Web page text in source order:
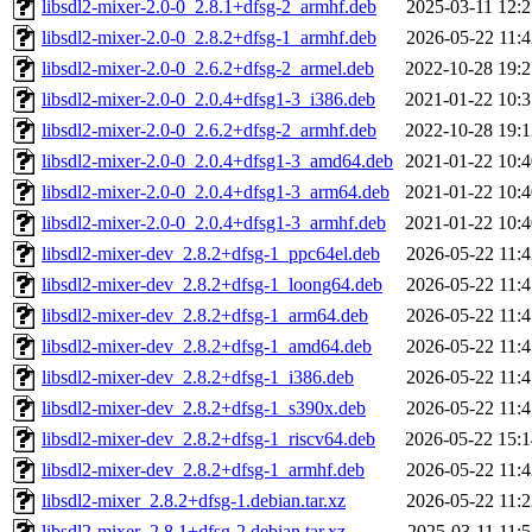
libsdl2-mixer-2.0-0_2.8.1+dfsg-2_armhf.deb
2025-03-11
libsdl2-mixer-2.0-0_2.8.2+dfsg-1_armhf.deb
2026-05-22
libsdl2-mixer-2.0-0_2.6.2+dfsg-2_armel.deb
2022-10-28
libsdl2-mixer-2.0-0_2.0.4+dfsg1-3_i386.deb
2021-01-22
libsdl2-mixer-2.0-0_2.6.2+dfsg-2_armhf.deb
2022-10-28
libsdl2-mixer-2.0-0_2.0.4+dfsg1-3_amd64.deb 2021-01-22
libsdl2-mixer-2.0-0_2.0.4+dfsg1-3_arm64.deb
2021-01-22
libsdl2-mixer-2.0-0_2.0.4+dfsg1-3_armhf.deb
2021-01-22
libsdl2-mixer-dev_2.8.2+dfsg-1_ppc64el.deb
2026-05-22
libsdl2-mixer-dev_2.8.2+dfsg-1_loong64.deb
2026-05-22
libsdl2-mixer-dev_2.8.2+dfsg-1_arm64.deb
2026-05-22
libsdl2-mixer-dev_2.8.2+dfsg-1_amd64.deb
2026-05-22
libsdl2-mixer-dev_2.8.2+dfsg-1_i386.deb
2026-05-22
libsdl2-mixer-dev_2.8.2+dfsg-1_s390x.deb
2026-05-22
libsdl2-mixer-dev_2.8.2+dfsg-1_riscv64.deb
2026-05-22
libsdl2-mixer-dev_2.8.2+dfsg-1_armhf.deb
2026-05-22
libsdl2-mixer_2.8.2+dfsg-1.debian.tar.xz
2026-05-22